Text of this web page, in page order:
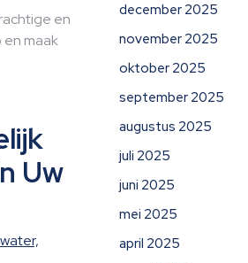
en
maak
Uw
december 2025
november 2025
oktober 2025
september 2025
augustus 2025
juli 2025
juni 2025
mei 2025
april 2025